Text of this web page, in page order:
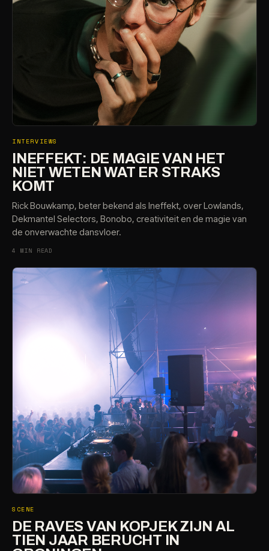
INTERVIEWS
INEFFEKT: DE MAGIE VAN HET
NIET WETEN WAT ER STRAKS
KOMT
Rick Bouwkamp, beter bekend als Ineffekt, over Lowlands,
Dekmantel Selectors, Bonobo, creativiteit en de magie van
de onverwachte dansvloer.
4 MIN READ
SCENE
DE RAVES VAN KOPJEK ZIJN AL
TIEN JAAR BERUCHT IN